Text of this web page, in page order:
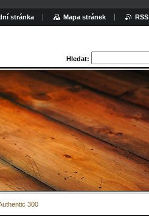
Hledat:
300
stránka Mapa stránek RSS